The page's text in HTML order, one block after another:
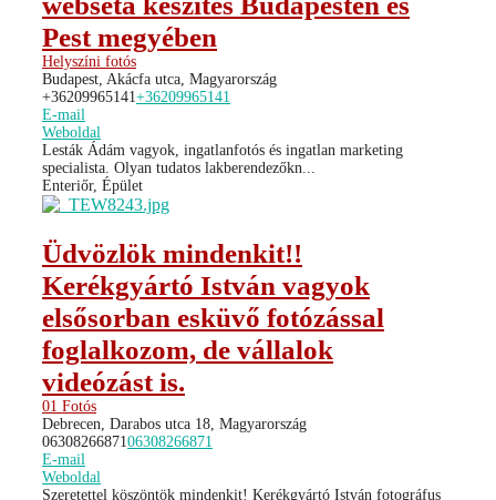
Pest megyében
Helyszíni fotós
Budapest, Akácfa utca, Magyarország
+36209965141 +36209965141
E-mail
Weboldal
Lesták Ádám vagyok, ingatlanfotós és ingatlan marketing
specialista. Olyan tudatos lakberendezőkn...
Enteriőr, Épület
Üdvözlök mindenkit!!
Kerékgyártó István vagyok
elsősorban esküvő fotózással
foglalkozom, de vállalok
videózást is.
01 Fotós
Debrecen, Darabos utca 18, Magyarország
06308266871 06308266871
E-mail
Weboldal
Szeretettel köszöntök mindenkit! Kerékgyártó István fotográfus